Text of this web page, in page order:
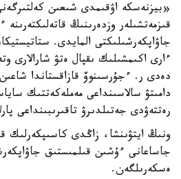
«بيزنەسكە اۋقىمدى شىعىن
قىزمەتشىلەر وزدەرىنىڭ
جاۋاپكەرشىلىكتى المايدى.
ءارى اكىمشىلىك ىقپال ەتۋ شارالارى
دەدى ر. ءجۇرسىنوۆ قازاقستاندا
دامىتۋ سالاسىنداعى مەملەكەتتىك
رەتتەۋدى جەتىلدىرۋ تاقىرىبىنداعى
ونىڭ ايتۋىنشا، زاڭدى كاسىپكەرلىك
ەسكەرىلگەن.